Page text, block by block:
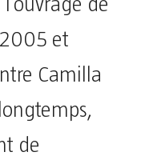
et
Camilla
de